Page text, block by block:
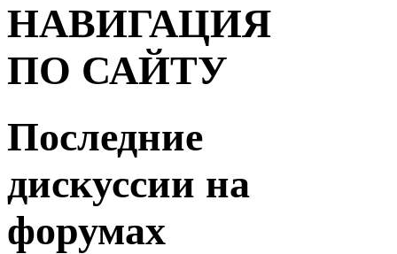
НАВИГАЦИЯ
ПО САЙТУ
Последние
дискуссии на
форумах